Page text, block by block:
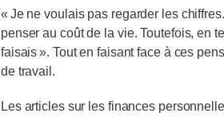
« Je ne voulais pas regarder les
penser au coût de la vie. Toutefois, en
faisais ». Tout en faisant face à ces
de travail.
Les articles sur les finances